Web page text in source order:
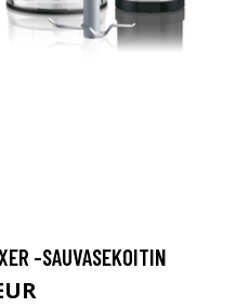
-SAUVASEKOITIN